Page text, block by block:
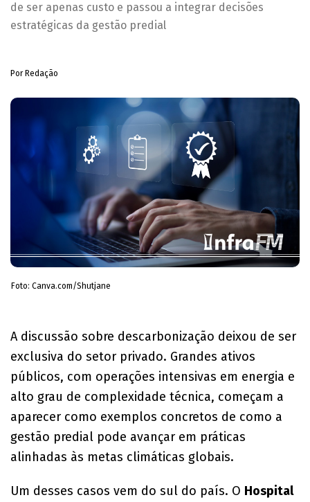
de ser apenas custo e passou a integrar decisões
estratégicas da gestão predial
Por Redação
Foto: Canva.com/Shutjane
​A discussão sobre descarbonização deixou de ser
exclusiva do setor privado. Grandes ativos
públicos, com operações intensivas em energia e
alto grau de complexidade técnica, começam a
aparecer como exemplos concretos de como a
gestão predial pode avançar em práticas
alinhadas às metas climáticas globais.
Um desses casos vem do sul do país. O Hospital